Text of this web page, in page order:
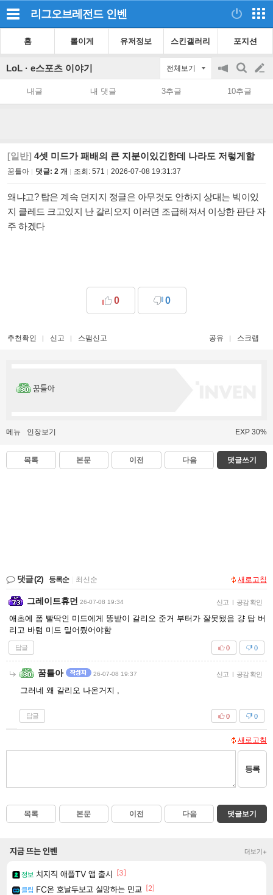
리그오브레전드 인벤
홈 롤이게 유저정보 스킨갤러리 포지션
LoL · e스포츠 이야기 전체보기
공
지
on/off
검
색
글
쓰
내글 내 댓글 3추글 10추글
[일반] 4셋 미드가 패배의 큰 지분이있긴한데 나라도 저렇게함
꿈틀아 댓글: 2 개 조회: 571 2026-07-08 19:31:37
왜냐고? 탑은 계속 던지지 정글은 아무것도 안하지 상대는 빅이있
지 클레드 크고있지 난 갈리오지 이러면 조급해져서 이상한 판단 자
주 하겠다
0 0
추천확인 신고 스팸신고 공유 스크랩
꿈틀아
메뉴 인장보기 EXP 30%
목록 본문 이전 다음 댓글쓰기
댓글(2) 등록순 최신순 새로고침
그레이트휴먼 26-07-08 19:34 신고 | 공감 확인
애초에 폼 빨딱인 미드에게 똥받이 갈리오 준거 부터가 잘못됐음 걍 탑 버
리고 바텀 미드 밀어줬어야함
답글 0
0
꿈틀아 26-07-08 19:37 신고 | 공감 확인
그러네 왜 갈리오 나온거지 ,
답글 0
0
새로고침
등록
목록 본문 이전 다음 댓글보기
지금 뜨는 인벤 더보기+
정보 치지직 애플TV 앱 출시 [3]
클립 FC온 호날두보고 실망하는 민교 [2]